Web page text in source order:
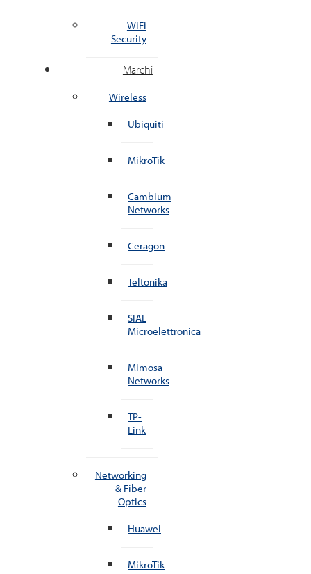
WiFi
Security
Marchi
Wireless
Ubiquiti
MikroTik
Cambium
Networks
Ceragon
Teltonika
SIAE
Microelettronica
Mimosa
Networks
TP-
Link
Networking
& Fiber
Optics
Huawei
MikroTik